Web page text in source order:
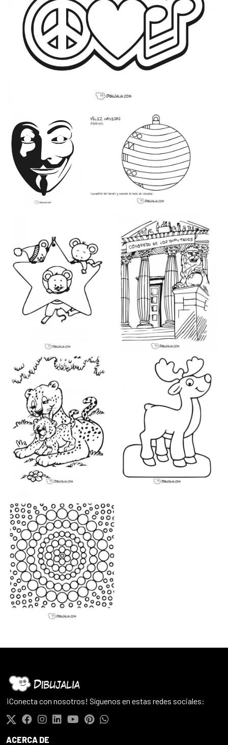
¡Conecta con nosotros! Síguenos en estas redes sociales:
ACERCA DE